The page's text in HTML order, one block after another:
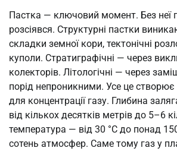
Пастка — ключовий момент. Без неї
розсіявся. Структурні пастки
складки земної кори, тектонічні
куполи. Стратиграфічні — через
колекторів. Літологічні — через
порід непроникними. Усе це створює
для концентрації газу. Глибина
від кількох десятків метрів до 5–6
температура — від 30 °C до понад
сотень атмосфер. Саме тому газ у